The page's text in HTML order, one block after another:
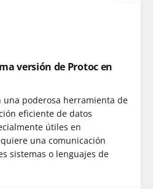
versión de Protoc en
una poderosa herramienta de
eficiente de datos
útiles en
una comunicación
sistemas o lenguajes de